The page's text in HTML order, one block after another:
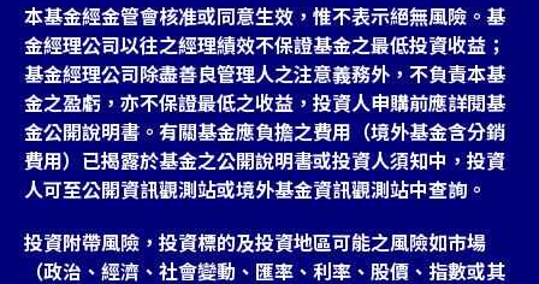
投資教育
服務中心
永續專區
關於景順
本基金經金管會核准或同意生效，惟不表示絕無風險。基
金經理公司以往之經理績效不保證基金之最低投資收益；
基金經理公司除盡善良管理人之注意義務外，不負責本基
金之盈虧，亦不保證最低之收益，投資人申購前應詳閱基
金公開說明書。有關基金應負擔之費用（境外基金含分銷
費用）已揭露於基金之公開說明書或投資人須知中，投資
人可至公開資訊觀測站或境外基金資訊觀測站中查詢。
投資附帶風險，投資標的及投資地區可能之風險如市場
（政治、經濟、社會變動、匯率、利率、股價、指數或其